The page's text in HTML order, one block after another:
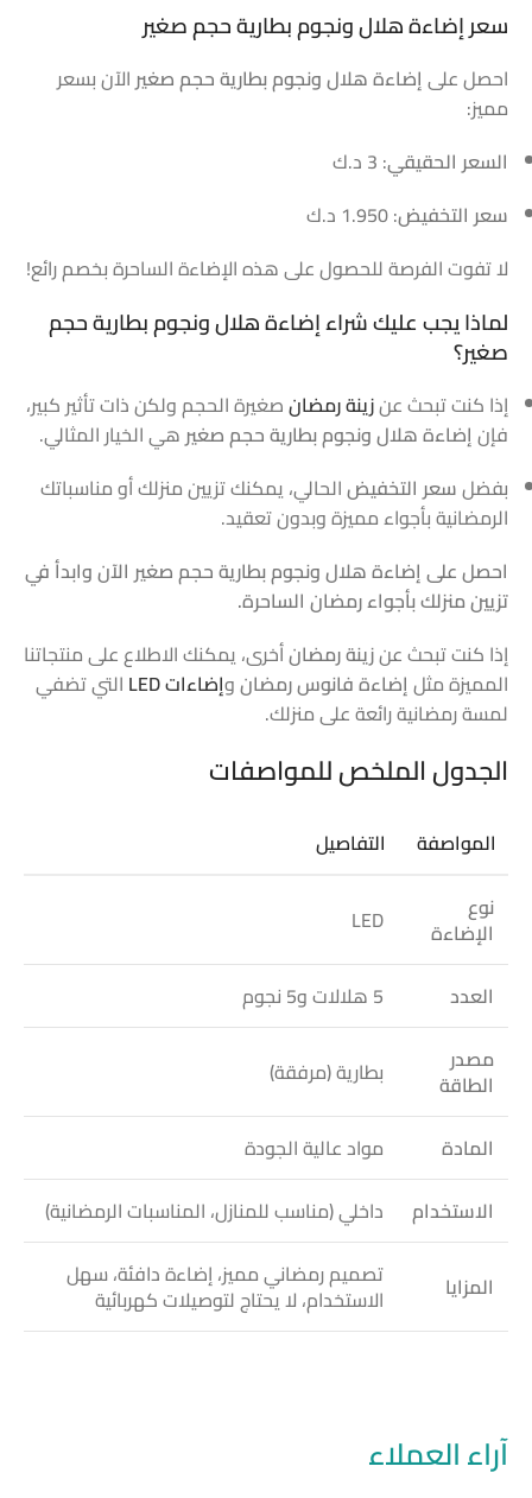
سعر إضاءة هلال ونجوم بطارية حجم صغير
احصل علىإضاءة هلال ونجوم بطارية حجم صغير الآن بسعر
مميز:
السعر الحقيقي: 3 د.ك
سعر التخفيض: 1.950 د.ك
لا تفوت الفرصة للحصول على هذه الإضاءة الساحرة بخصم رائع!
لماذا يجب عليك شراء إضاءة هلال ونجوم بطارية حجم
صغير؟
إذا كنت تبحث عنزينة رمضانصغيرة الحجم ولكن ذات تأثير كبير،
فإنإضاءة هلال ونجوم بطارية حجم صغير هي الخيار المثالي.
بفضلسعر التخفيضالحالي، يمكنك تزيين منزلك أو مناسباتك
الرمضانية بأجواء مميزة وبدون تعقيد.
احصل على إضاءة هلال ونجوم بطارية حجم صغير الآن وابدأ في
تزيين منزلك بأجواء رمضان الساحرة.
إذا كنت تبحث عنزينة رمضانأخرى، يمكنك الاطلاع على منتجاتنا
المميزة مثلإضاءة فانوس رمضانوإضاءات LED
التي تضفي
لمسة رمضانية رائعة على منزلك.
الجدول الملخص للمواصفات
المواصفة
التفاصيل
نوع
الإضاءة LED
العدد
5 هلالات و5 نجوم
مصدر
الطاقة بطارية (مرفقة)
المادة
مواد عالية الجودة
الاستخدام
داخلي (مناسب للمنازل، المناسبات الرمضانية)
المزايا تصميم رمضاني مميز، إضاءة دافئة، سهل
الاستخدام، لا يحتاج لتوصيلات كهربائية
آراء العملاء